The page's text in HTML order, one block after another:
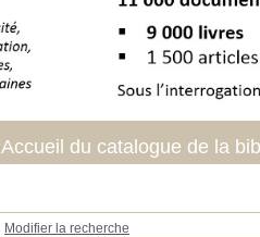
Modifier la recherche
Accueil du catalogue de la